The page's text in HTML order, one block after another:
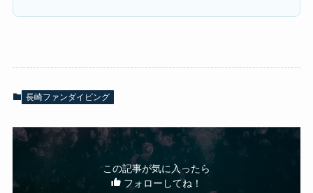
長崎ファンダイビング
この記事が気に入ったら
フォローしてね！